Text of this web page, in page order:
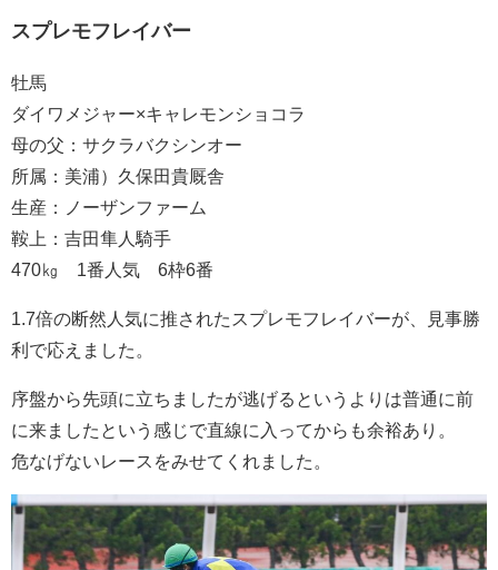
スプレモフレイバー
牡馬
ダイワメジャー×キャレモンショコラ
母の父：サクラバクシンオー
所属：美浦）久保田貴厩舎
生産：ノーザンファーム
鞍上：吉田隼人騎手
470㎏ 1番人気 6枠6番
1.7倍の断然人気に推されたスプレモフレイバーが、見事勝
利で応えました。
序盤から先頭に立ちましたが逃げるというよりは普通に前
に来ましたという感じで直線に入ってからも余裕あり。
危なげないレースをみせてくれました。